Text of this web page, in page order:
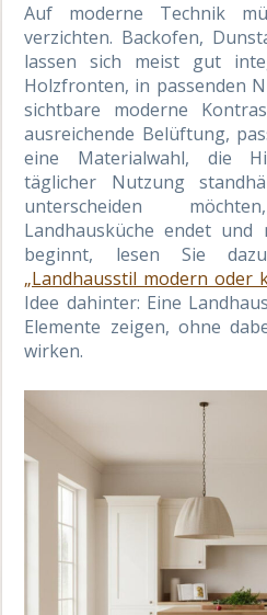
Auf moderne Technik
verzichten. Backofen,
lassen sich meist gut
Holzfronten, in passenden
sichtbare moderne
ausreichende Belüftung,
eine Materialwahl, die
täglicher Nutzung
unterscheiden
Landhausküche endet
beginnt, lesen Sie
„Landhausstil modern oder
Idee dahinter: Eine
Elemente zeigen, ohne
wirken.